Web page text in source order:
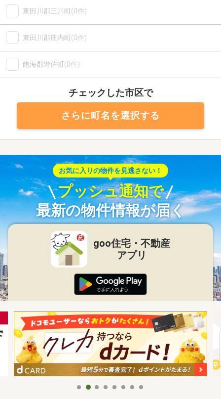
東田川郡三川町(0件)
東田川郡庄内町(0件)
飽海郡遊佐町(0件)
チェックした市区で
さらに町名を選択する
お気に入りの物件を見逃さない！
プッシュ通知で
最新の物件情報が届く
goo住宅・不動産
アプリ